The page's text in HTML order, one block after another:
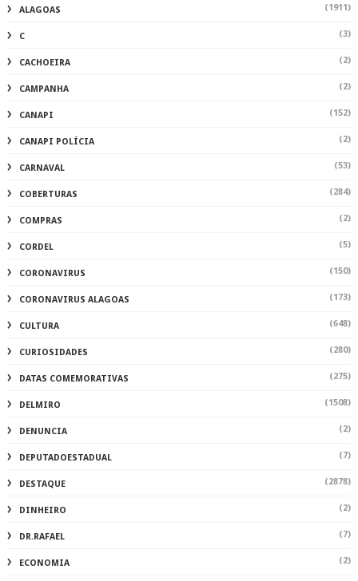
ALAGOAS (1911)
C (3)
CACHOEIRA (2)
CAMPANHA (2)
CANAPI (152)
CANAPI POLÍCIA (2)
CARNAVAL (53)
COBERTURAS (284)
COMPRAS (2)
CORDEL (5)
CORONAVIRUS (150)
CORONAVIRUS ALAGOAS (173)
CULTURA (648)
CURIOSIDADES (280)
DATAS COMEMORATIVAS (275)
DELMIRO (1508)
DENUNCIA (2)
DEPUTADOESTADUAL (7)
DESTAQUE (2878)
DINHEIRO (2)
DR.RAFAEL (7)
ECONOMIA (2)